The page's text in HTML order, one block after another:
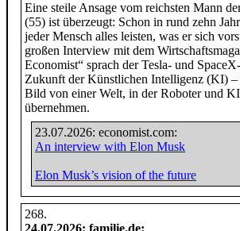
Eine steile Ansage vom reichsten Mann
(55) ist überzeugt: Schon in rund zehn
jeder Mensch alles leisten, was er sich
großen Interview mit dem
Economist“ sprach der Tesla- und
Zukunft der Künstlichen Intelligenz (KI) –
Bild von einer Welt, in der Roboter und
übernehmen.
23.07.2026: economist.com:
An interview with Elon Musk
Elon Musk’s vision of the future